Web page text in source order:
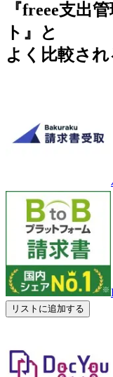
『freee支出
ト』と
よく比較さ
リストに追加する